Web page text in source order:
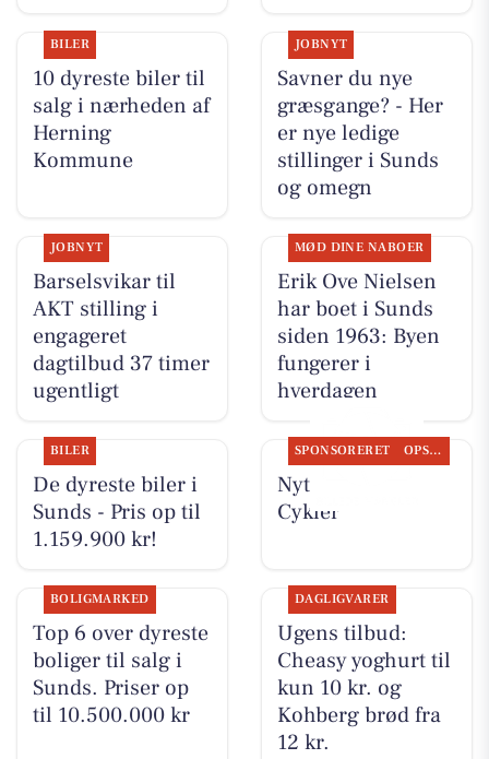
BILER
10 dyreste biler til
salg i nærheden af
Herning
Kommune
JOBNYT
Savner du nye
græsgange? - Her
er nye ledige
stillinger i Sunds
og omegn
JOBNYT
Barselsvikar til
AKT stilling i
engageret
dagtilbud 37 timer
ugentligt
MØD DINE NABOER
Erik Ove Nielsen
har boet i Sunds
siden 1963: Byen
fungerer i
hverdagen
BILER
De dyreste biler i
Sunds - Pris op til
1.159.900 kr!
SPONSORERET OPSLAGSTAVLEN
Nyt fra Per P.
Cykler
BOLIGMARKED
Top 6 over dyreste
boliger til salg i
Sunds. Priser op
til 10.500.000 kr
DAGLIGVARER
Ugens tilbud:
Cheasy yoghurt til
kun 10 kr. og
Kohberg brød fra
12 kr.